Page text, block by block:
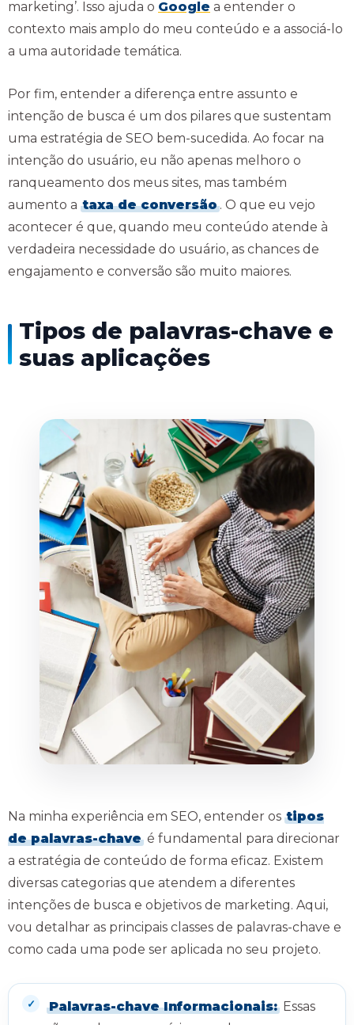
marketing’. Isso ajuda o Google a entender o
contexto mais amplo do meu conteúdo e a associá-lo
a uma autoridade temática.
Por fim, entender a diferença entre assunto e
intenção de busca é um dos pilares que sustentam
uma estratégia de SEO bem-sucedida. Ao focar na
intenção do usuário, eu não apenas melhoro o
ranqueamento dos meus sites, mas também
aumento a taxa de conversão . O que eu vejo
acontecer é que, quando meu conteúdo atende à
verdadeira necessidade do usuário, as chances de
engajamento e conversão são muito maiores.
Tipos de palavras-chave e
suas aplicações
Na minha experiência em SEO, entender os tipos
de palavras-chave é fundamental para direcionar
a estratégia de conteúdo de forma eficaz. Existem
diversas categorias que atendem a diferentes
intenções de busca e objetivos de marketing. Aqui,
vou detalhar as principais classes de palavras-chave e
como cada uma pode ser aplicada no seu projeto.
Palavras-chave Informacionais: Essas